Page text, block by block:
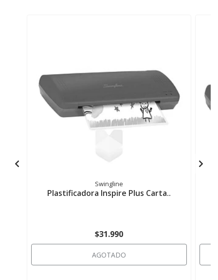
Swingline
Plastificadora Inspire Plus Carta..
$31.990
AGOTADO